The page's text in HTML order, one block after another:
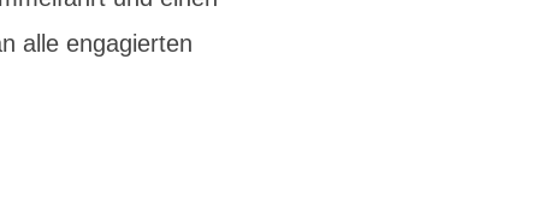
alle engagierten